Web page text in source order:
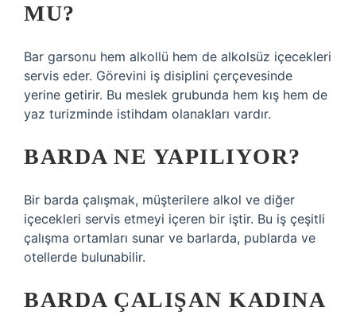
MU?
Bar garsonu hem alkollü hem de alkolsüz içecekleri
servis eder. Görevini iş disiplini çerçevesinde
yerine getirir. Bu meslek grubunda hem kış hem de
yaz turizminde istihdam olanakları vardır.
BARDA NE YAPILIYOR?
Bir barda çalışmak, müşterilere alkol ve diğer
içecekleri servis etmeyi içeren bir iştir. Bu iş çeşitli
çalışma ortamları sunar ve barlarda, publarda ve
otellerde bulunabilir.
BARDA ÇALIŞAN KADINA